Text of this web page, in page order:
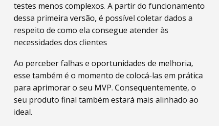
testes menos complexos. A partir do funcionamento
dessa primeira versão, é possível coletar dados a
respeito de como ela consegue atender às
necessidades dos clientes
Ao perceber falhas e oportunidades de melhoria,
esse também é o momento de colocá-las em prática
para aprimorar o seu MVP. Consequentemente, o
seu produto final também estará mais alinhado ao
ideal.